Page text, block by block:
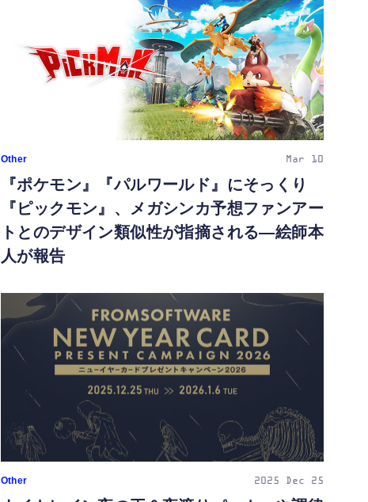
Other Mar 10
『ポケモン』『パルワールド』にそっくり
『ピックモン』、メガシンカ予想ファンアー
トとのデザイン類似性が指摘される―絵師本
人が報告
Other 2025 Dec 25